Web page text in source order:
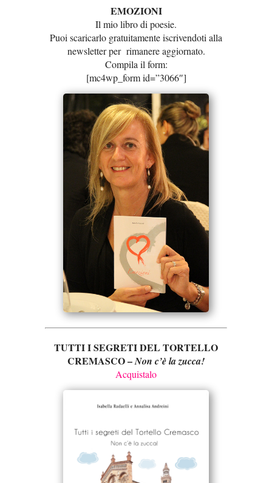
EMOZIONI
Il mio libro di poesie.
Puoi scaricarlo gratuitamente iscrivendoti alla
newsletter per rimanere aggiornato.
Compila il form:
[mc4wp_form id=”3066″]
TUTTI I SEGRETI DEL TORTELLO
CREMASCO –Non c’è la zucca!
Acquistalo